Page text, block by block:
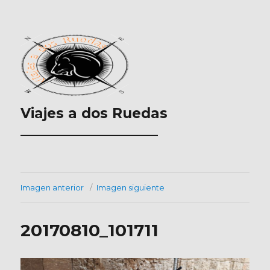
Viajes a dos Ruedas
___________________
Imagen anterior Imagen siguiente
20170810_101711